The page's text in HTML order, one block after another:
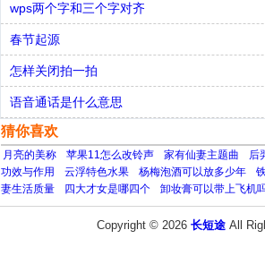
wps两个字和三个字对齐
春节起源
怎样关闭拍一拍
语音通话是什么意思
猜你喜欢
月亮的美称 苹果11怎么改铃声 家有仙妻主题曲 后
功效与作用
云浮特色水果 杨梅泡酒可以放多少年
妻生活质量
四大才女是哪四个 卸妆膏可以带上飞机
Copyright © 2026 长短途All